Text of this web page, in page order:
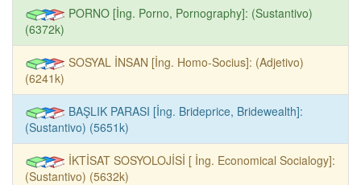
PORNO [İng. Porno, Pornography]: (Sustantivo)
(6372k)
SOSYAL İNSAN [İng. Homo-Socius]: (Adjetivo)
(6241k)
BAŞLIK PARASI [İng. Brideprice, Bridewealth]:
(Sustantivo) (5651k)
İKTİSAT SOSYOLOJİSİ [ İng. Economical Socialogy]:
(Sustantivo) (5632k)